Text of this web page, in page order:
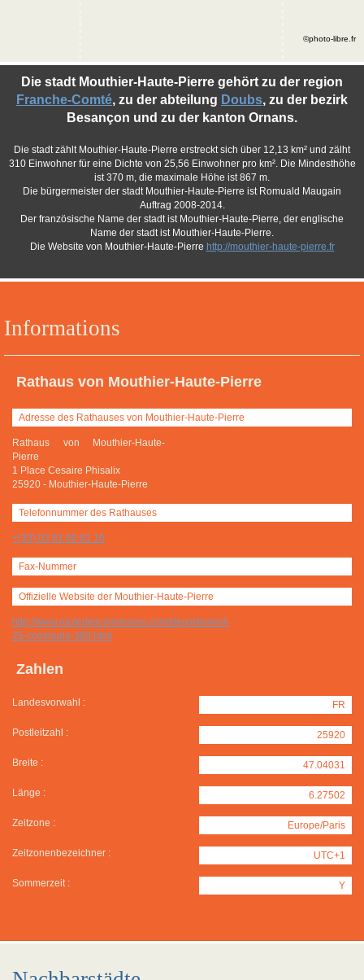
Informations
Rathaus von Mouthier-Haute-Pierre
Adresse des Rathauses von Mouthier-Haute-Pierre
Rathaus von Mouthier-Haute-
Pierre
1 Place Cesaire Phisalix
25920 - Mouthier-Haute-Pierre
Telefonnummer des Rathauses
+(33) 03 81 60 91 10
Fax-Nummer
Offizielle Website der Mouthier-Haute-Pierre
http://www.routedescommunes.com/departement-
25-commune-380.html
Zahlen
Landesvorwahl : FR
Postleitzahl : 25920
Breite : 47.04031
Länge : 6.27502
Zeitzone : Europe/Paris
Zeitzonenbezeichner : UTC+1
Sommerzeit : Y
Die stadt Mouthier-Haute-Pierre gehört zu der region
Franche-Comté, zu der abteilung Doubs, zu der bezirk
Besançon und zu der kanton Ornans.
Die stadt zählt Mouthier-Haute-Pierre erstreckt sich über 12,13 km² und zälht
310 Einwohner für eine Dichte von 25,56 Einwohner pro km². Die Mindesthöhe
ist 370 m, die maximale Höhe ist 867 m.
Die bürgermeister der stadt Mouthier-Haute-Pierre ist Romuald Maugain
Auftrag 2008-2014.
Der französische Name der stadt ist Mouthier-Haute-Pierre, der englische
Name der stadt ist Mouthier-Haute-Pierre.
Die Website von Mouthier-Haute-Pierre http://mouthier-haute-pierre.fr
©photo-libre.fr